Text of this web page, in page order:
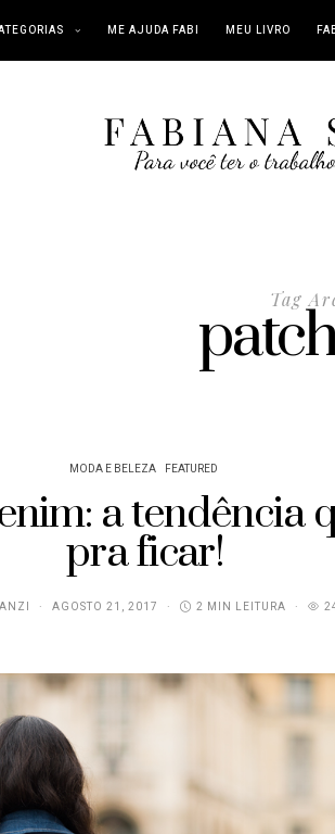
ME AJUDA FABI MEU LIVRO
Tag
MODA E BELEZA FEATURED
a tendência
pra ficar!
AGOSTO 21, 2017 2 MIN LEITURA